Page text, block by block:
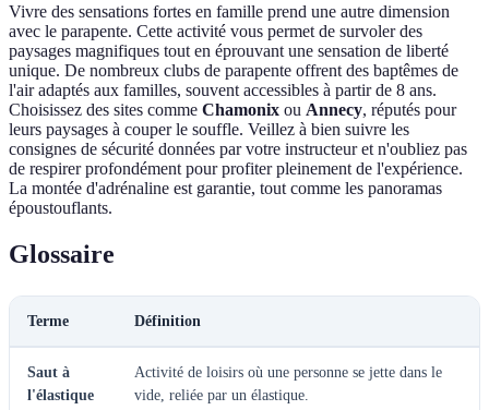
Vivre des sensations fortes en famille prend une autre dimension
avec le parapente. Cette activité vous permet de survoler des
paysages magnifiques tout en éprouvant une sensation de liberté
unique. De nombreux clubs de parapente offrent des baptêmes de
l'air adaptés aux familles, souvent accessibles à partir de 8 ans.
Choisissez des sites comme Chamonix ou Annecy, réputés pour
leurs paysages à couper le souffle. Veillez à bien suivre les
consignes de sécurité données par votre instructeur et n'oubliez pas
de respirer profondément pour profiter pleinement de l'expérience.
La montée d'adrénaline est garantie, tout comme les panoramas
époustouflants.
Glossaire
Terme Définition
Saut à
l'élastique
Activité de loisirs où une personne se jette dans le
vide, reliée par un élastique.